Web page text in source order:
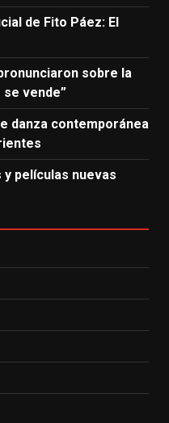
de Fito Páez: El
sobre la
se vende”
danza contemporánea
películas nuevas